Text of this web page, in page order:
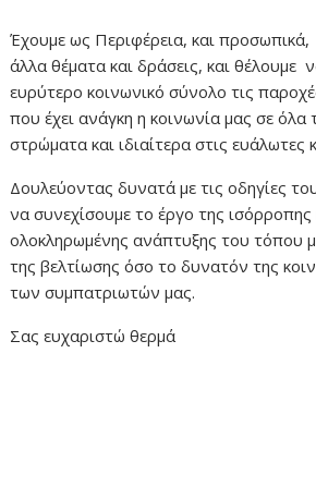
Έχουμε ως Περιφέρεια, και
άλλα θέματα και δράσεις, και
ευρύτερο κοινωνικό σύνολο τις
που έχει ανάγκη η κοινωνία μας σε όλα
στρώματα και ιδιαίτερα στις ευάλωτες
Δουλεύοντας δυνατά με τις οδηγίες
να συνεχίσουμε το έργο της ισόρροπης
ολοκληρωμένης ανάπτυξης του τόπου
της βελτίωσης όσο το δυνατόν της
των συμπατριωτών μας.
Σας ευχαριστώ θερμά